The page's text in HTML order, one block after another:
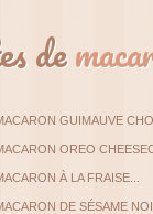
de
GUIMAUVE
OREO
À LA FRAISE...
DE SÉSAME